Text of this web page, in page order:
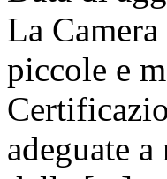
La
piccole e
adeguate